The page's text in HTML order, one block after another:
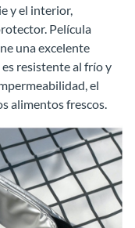
y el interior,
Película
una excelente
resistente al frío y
el
alimentos frescos.